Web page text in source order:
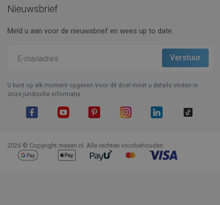
Nieuwsbrief
Meld u aan voor de nieuwsbrief en wees up to date.
U kunt op elk moment opgeven.Voor dit doel moet u details vinden in
onze juridische informatie.
2026 © Copyright mexen.nl. Alle rechten voorbehouden.